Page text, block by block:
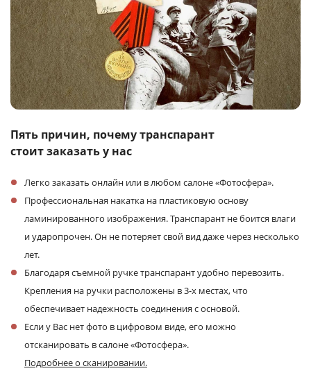
Пять причин, почему транспарант
стоит заказать у нас
Легко заказать онлайн или в любом салоне «Фотосфера».
Профессиональная накатка на пластиковую основу
ламинированного изображения. Транспарант не боится влаги
и ударопрочен. Он не потеряет свой вид даже через несколько
лет.
Благодаря съемной ручке транспарант удобно перевозить.
Крепления на ручки расположены в 3-х местах, что
обеспечивает надежность соединения с основой.
Если у Вас нет фото в цифровом виде, его можно
отсканировать в салоне «Фотосфера».
Подробнее о сканировании.